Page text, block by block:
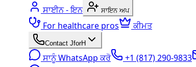
ਸਾਈਨ - ਇਨ ਸਾਇਨ ਅਪ
For healthcare pros ਕੀਮਤ
Contact JforH
ਸਾਨੂੰ WhatsApp ਕਰੋ +1 (817) 290-9833